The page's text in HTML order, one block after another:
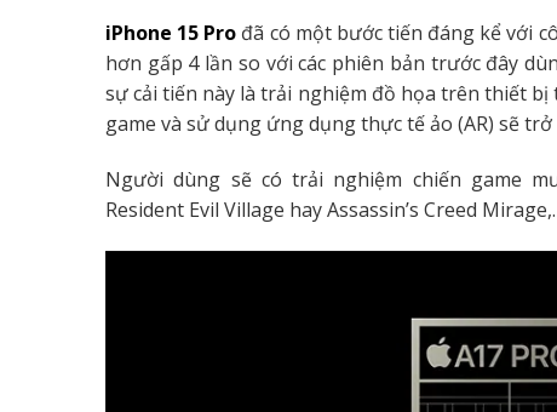
iPhone 15 Pro đã có một bước tiến đáng kể với
hơn gấp 4 lần so với các phiên bản trước đây
sự cải tiến này là trải nghiệm đồ họa trên thiết
game và sử dụng ứng dụng thực tế ảo (AR) sẽ
Người dùng sẽ có trải nghiệm chiến game
Resident Evil Village hay Assassin’s Creed